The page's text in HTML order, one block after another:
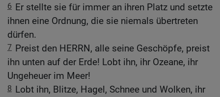
6 Er stellte sie für immer an ihren Platz und setzte
ihnen eine Ordnung, die sie niemals übertreten
dürfen.
7 Preist den HERRN, alle seine Geschöpfe, preist
ihn unten auf der Erde! Lobt ihn, ihr Ozeane, ihr
Ungeheuer im Meer!
8 Lobt ihn, Blitze, Hagel, Schnee und Wolken, ihr